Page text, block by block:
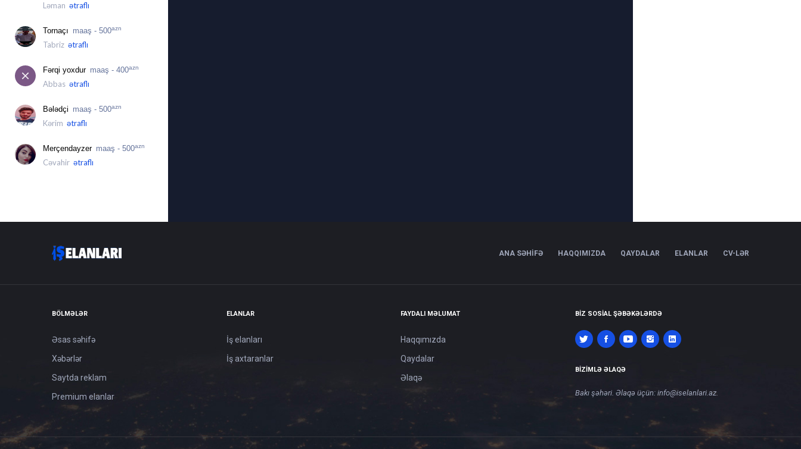
Ləman ətraflı
Tornaçı maaş - 500azn
Tabriz ətraflı
Fərqi yoxdur maaş - 400azn
Abbas ətraflı
Bələdçi maaş - 500azn
Kərim ətraflı
Merçendayzer maaş - 500azn
Cəvahir ətraflı
ANA SƏHIFƏ HAQQIMIZDA QAYDALAR ELANLAR CV-LƏR
BÖLMƏLƏR
Əsas səhifə
Xəbərlər
Saytda reklam
Premium elanlar
ELANLAR
İş elanları
İş axtaranlar
FAYDALI MƏLUMAT
Haqqımızda
Qaydalar
Əlaqə
BIZ SOSIAL ŞƏBƏKƏLƏRDƏ
BIZIMLƏ ƏLAQƏ
Bakı şəhəri. Əlaqə üçün: info@iselanlari.az.